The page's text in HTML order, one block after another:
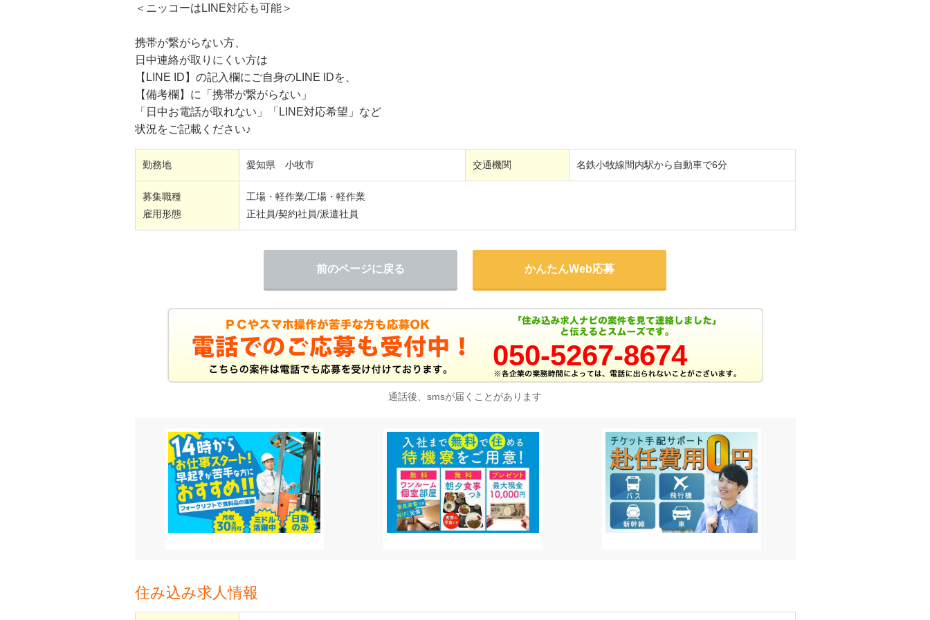
＜ニッコーはLINE対応も可能＞
携帯が繋がらない方、
日中連絡が取りにくい方は
【LINE ID】の記入欄にご自身のLINE IDを、
【備考欄】に「携帯が繋がらない」
「日中お電話が取れない」「LINE対応希望」など
状況をご記載ください♪
勤務地 愛知県 小牧市 交通機関 名鉄小牧線間内駅から自動車で6分
募集職種
雇用形態
工場・軽作業/工場・軽作業
正社員/契約社員/派遣社員
前のページに戻る かんたんWeb応募
050-5267-8674
通話後、smsが届くことがあります
住み込み求人情報